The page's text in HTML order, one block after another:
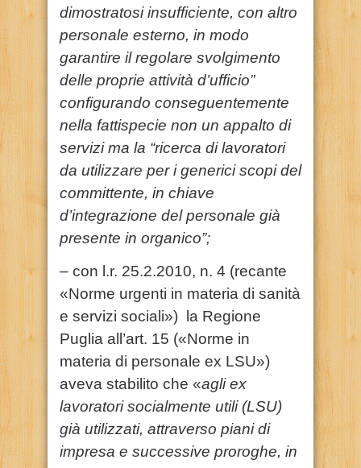
dimostratosi insufficiente, con altro
personale esterno, in modo
garantire il regolare svolgimento
delle proprie attività d’ufficio”
configurando conseguentemente
nella fattispecie non un appalto di
servizi ma la “ricerca di lavoratori
da utilizzare per i generici scopi del
committente, in chiave
d’integrazione del personale già
presente in organico”;
– con l.r. 25.2.2010, n. 4 (recante
«Norme urgenti in materia di sanità
e servizi sociali») la Regione
Puglia all’art. 15 («Norme in
materia di personale ex LSU»)
aveva stabilito che «agli ex
lavoratori socialmente utili (LSU)
già utilizzati, attraverso piani di
impresa e successive proroghe, in